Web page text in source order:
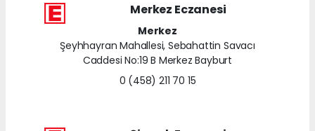
Merkez Eczanesi
Merkez
Şeyhhayran Mahallesi, Sebahattin Savacı
Caddesi No:19 B Merkez Bayburt
0 (458) 211 70 15